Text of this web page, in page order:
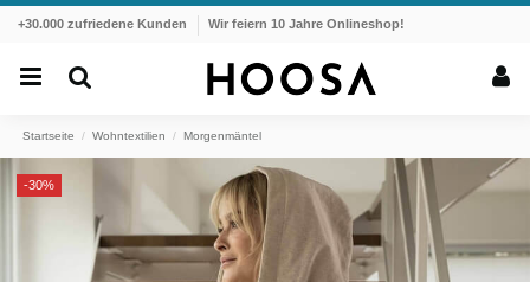
+30.000 zufriedene Kunden Wir feiern 10 Jahre Onlineshop!
Startseite Wohntextilien Morgenmäntel
-30%